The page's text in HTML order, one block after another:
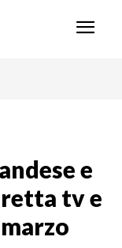
e
tv e